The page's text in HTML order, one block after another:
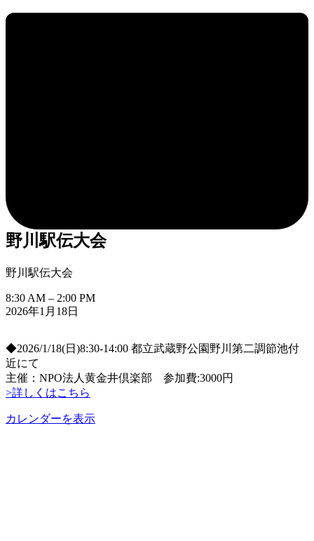
野川駅伝大会
野川駅伝大会
8:30 AM – 2:00 PM
2026年1月18日
◆2026/1/18(日)8:30-14:00 都立武蔵野公園野川第二調節池付
近にて
主催：NPO法人黄金井倶楽部 参加費:3000円
>詳しくはこちら
カレンダーを表示